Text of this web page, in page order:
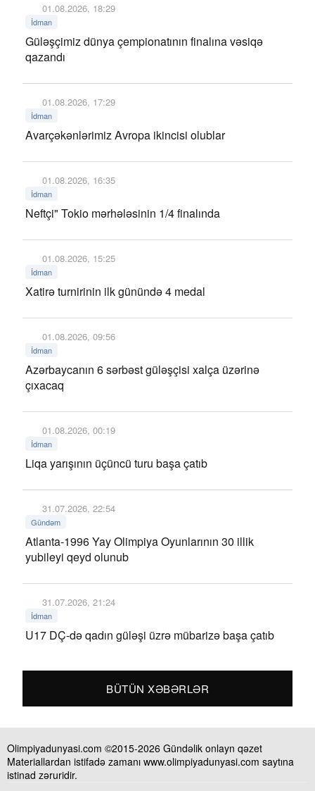
01.08.2026, 18:29
İdman
Güləşçimiz dünya çempionatının finalına vəsiqə
qazandı
01.08.2026, 17:29
İdman
Avarçəkənlərimiz Avropa ikincisi olublar
01.08.2026, 16:35
İdman
Neftçi" Tokio mərhələsinin 1/4 finalında
01.08.2026, 15:25
İdman
Xatirə turnirinin ilk günündə 4 medal
01.08.2026, 09:56
İdman
Azərbaycanın 6 sərbəst güləşçisi xalça üzərinə
çıxacaq
01.08.2026, 00:19
İdman
Liqa yarışının üçüncü turu başa çatıb
31.07.2026, 22:54
Gündəm
Atlanta-1996 Yay Olimpiya Oyunlarının 30 illik
yubileyi qeyd olunub
31.07.2026, 21:24
İdman
U17 DÇ-də qadın güləşi üzrə mübarizə başa çatıb
BÜTÜN XƏBƏRLƏR
Olimpiyadunyasi.com ©2015-2026 Gündəlik onlayn qəzet
Materiallardan istifadə zamanı www.olimpiyadunyasi.com saytına
istinad zəruridir.